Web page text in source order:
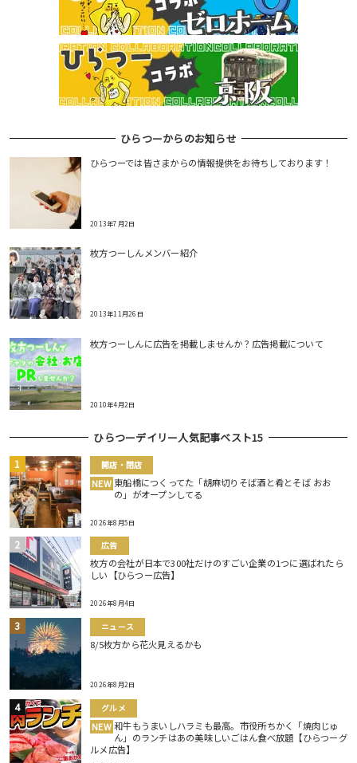
ひらつーからのお知らせ
ひらつーでは皆さまからの情報提供をお待ちしております！
2013年7月2日
枚方つーしんメンバー紹介
2013年11月26日
枚方つーしんに広告を掲載しませんか？広告掲載について
2010年4月2日
ひらつーデイリー人気記事ベスト15
開店・閉店
NEW 東船橋につくってた「胡麻切りそば酒と肴とそば おお
の」がオープンしてる
2026年8月5日
広告
枚方の会社が日本で300社だけのすごい企業の1つに選ばれたら
しい【ひらつー広告】
2026年8月4日
ニュース
8/5枚方から花火見えるかも
2026年8月2日
グルメ
NEW 和牛もうまいしハラミも最高。市役所ちかく「焼肉じゅ
ん」のランチはあの美味しいごはん食べ放題【ひらつーグ
ルメ広告】